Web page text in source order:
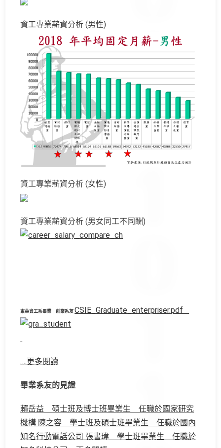
資工專業薪資分析 (男性)
資工專業薪資分析 (女性)
資工專業薪資分析 (男女同工不同酬)
東華資工系畢業 創業系友CSIE_Graduate_enterpriser.pdf
….更多閱讀
畢業系友的見證
賴岳益 碩士班及博士班畢業生 任職於國家研究
機構 陳之容 學士班及碩士班畢業生 任職於國內
知名行動電話公司 張書瑋 學士班畢業生 任職於